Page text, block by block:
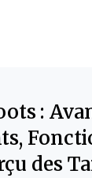
:
des